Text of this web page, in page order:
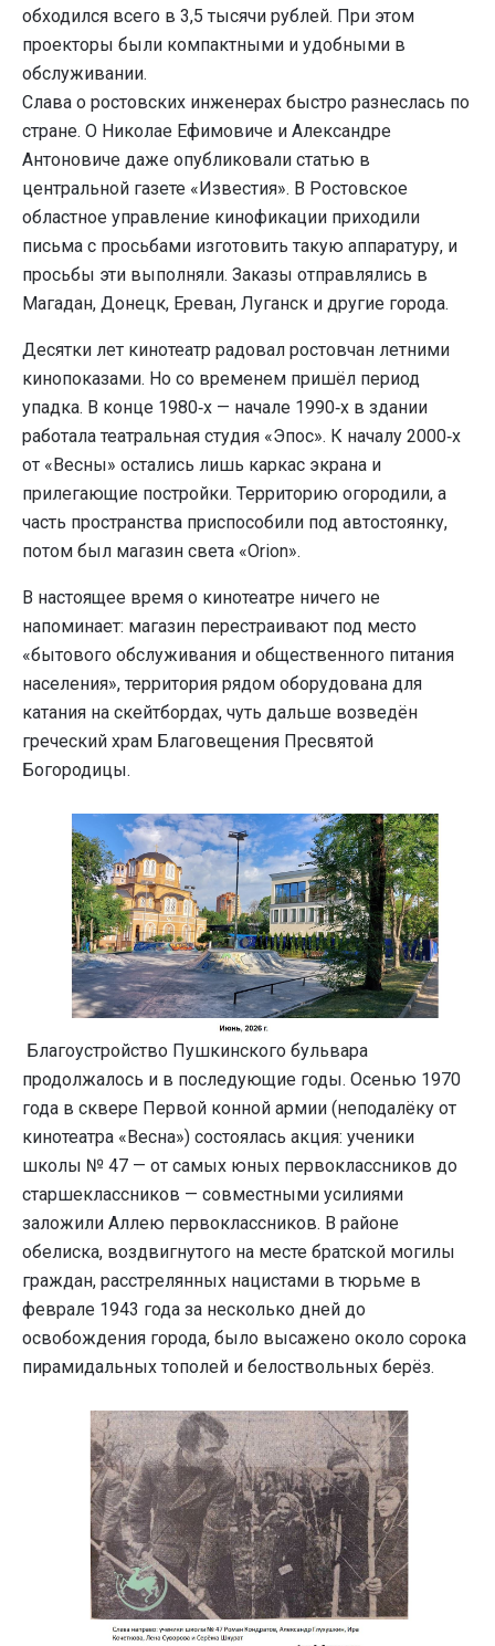
обходился всего в 3,5 тысячи рублей. При этом
проекторы были компактными и удобными в
обслуживании.
Слава о ростовских инженерах быстро разнеслась по
стране. О Николае Ефимовиче и Александре
Антоновиче даже опубликовали статью в
центральной газете «Известия». В Ростовское
областное управление кинофикации приходили
письма с просьбами изготовить такую аппаратуру, и
просьбы эти выполняли. Заказы отправлялись в
Магадан, Донецк, Ереван, Луганск и другие города.
Десятки лет кинотеатр радовал ростовчан летними
кинопоказами. Но со временем пришёл период
упадка. В конце 1980‑х — начале 1990‑х в здании
работала театральная студия «Эпос». К началу 2000‑х
от «Весны» остались лишь каркас экрана и
прилегающие постройки. Территорию огородили, а
часть пространства приспособили под автостоянку,
потом был магазин света «Orion».
В настоящее время о кинотеатре ничего не
напоминает: магазин перестраивают под место
«бытового обслуживания и общественного питания
населения», территория рядом оборудована для
катания на скейтбордах, чуть дальше возведён
греческий храм Благовещения Пресвятой
Богородицы.
Благоустройство Пушкинского бульвара
продолжалось и в последующие годы. Осенью 1970
года в сквере Первой конной армии (неподалёку от
кинотеатра «Весна») состоялась акция: ученики
школы № 47 — от самых юных первоклассников до
старшеклассников — совместными усилиями
заложили Аллею первоклассников. В районе
обелиска, воздвигнутого на месте братской могилы
граждан, расстрелянных нацистами в тюрьме в
феврале 1943 года за несколько дней до
освобождения города, было высажено около сорока
пирамидальных тополей и белоствольных берёз.